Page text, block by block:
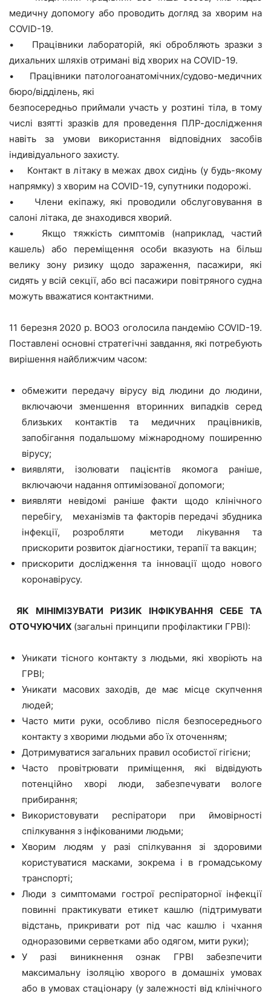
медичну допомогу або проводить догляд за хворим на
COVID-19.
• Працівники лабораторій, які обробляють зразки з
дихальних шляхів отримані від хворих на COVID-19.
• Працівники патологоанатомічних/судово-медичних
бюро/відділень, які
безпосередньо приймали участь у розтині тіла, в тому
числі взятті зразків для проведення ПЛР-дослідження
навіть за умови використання відповідних засобів
індивідуального захисту.
• Контакт в літаку в межах двох сидінь (у будь-якому
напрямку) з хворим на COVID-19, супутники подорожі.
• Члени екіпажу, які проводили обслуговування в
салоні літака, де знаходився хворий.
• Якщо тяжкість симптомів (наприклад, частий
кашель) або переміщення особи вказують на більш
велику зону ризику щодо зараження, пасажири, які
сидять у всій секції, або всі пасажири повітряного судна
можуть вважатися контактними.
11 березня 2020 р. ВООЗ оголосила пандемію COVID-19.
Поставлені основні стратегічні завдання, які потребують
вирішення найближчим часом:
обмежити передачу вірусу від людини до людини,
включаючи зменшення вторинних випадків серед
близьких контактів та медичних працівників,
запобігання подальшому міжнародному поширенню
вірусу;
виявляти, ізолювати пацієнтів якомога раніше,
включаючи надання оптимізованої допомоги;
виявляти невідомі раніше факти щодо клінічного
перебігу, механізмів та факторів передачі збудника
інфекції, розробляти методи лікування та
прискорити розвиток діагностики, терапії та вакцин;
прискорити дослідження та інновації щодо нового
коронавірусу.
ЯК МІНІМІЗУВАТИ РИЗИК ІНФІКУВАННЯ СЕБЕ ТА
ОТОЧУЮЧИХ (загальні принципи профілактики ГРВІ):
Уникати тісного контакту з людьми, які хворіють на
ГРВІ;
Уникати масових заходів, де має місце скупчення
людей;
Часто мити руки, особливо після безпосереднього
контакту з хворими людьми або їх оточенням;
Дотримуватися загальних правил особистої гігієни;
Часто провітрювати приміщення, які відвідують
потенційно хворі люди, забезпечувати вологе
прибирання;
Використовувати респіратори при ймовірності
спілкування з інфікованими людьми;
Хворим людям у разі спілкування зі здоровими
користуватися масками, зокрема і в громадському
транспорті;
Люди з симптомами гострої респіраторної інфекції
повинні практикувати етикет кашлю (підтримувати
відстань, прикривати рот під час кашлю і чхання
одноразовими серветками або одягом, мити руки);
У разі виникнення ознак ГРВІ забезпечити
максимальну ізоляцію хворого в домашніх умовах
або в умовах стаціонару (у залежності від клінічного